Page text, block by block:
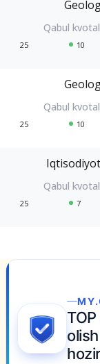
25 10
25 10
25 7
uchun